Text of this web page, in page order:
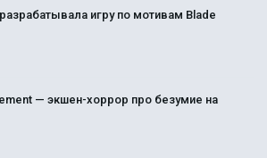
игру по мотивам Blade
— экшен-хоррор про безумие на